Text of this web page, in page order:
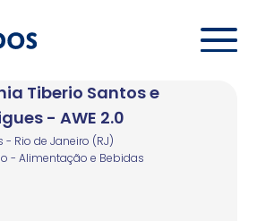
Tiberio Santos e
- AWE 2.0
- Rio de Janeiro (RJ)
- Alimentação e Bebidas